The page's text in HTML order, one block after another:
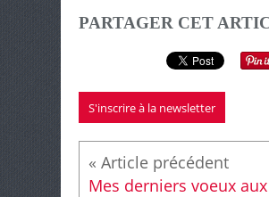
PARTAGER CET
S'inscrire à la newsletter